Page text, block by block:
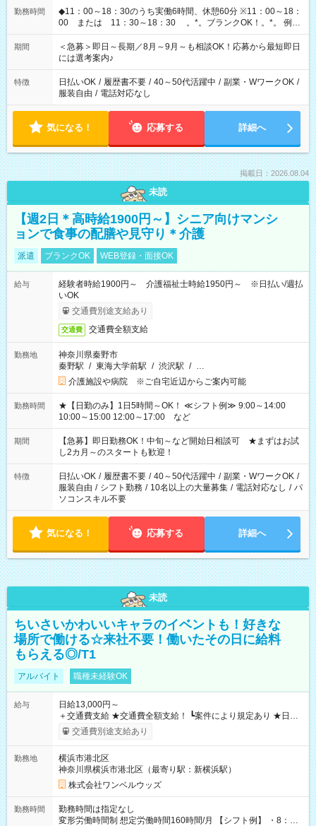
勤務時間
◆11：00～18：30のうち実働6時間、休憩60分 ※11：00～18：
00 または 11：30～18：30 。*。ブランクOK！。*。 例え
ば前職が、 在宅/財団法人/事務/コールセンター/受付/販売/カフェ
スタッフ スイーツ販売/ホテルフロント/化粧品販売/など 様々な
業界から入社して活躍されています♪
期間
＜急募＞即日～長期／8月～9月～も相談OK！応募から最短即日
には選考案内♪
特徴 日払いOK / 履歴書不要 / 40～50代活躍中 / 副業・WワークOK /
服装自由 / 電話対応なし
気になる！ 応募する 詳細へ
掲載日：2026.08.04
未読
【週2日＊高時給1900円～】シニア向けマンシ
ョンで食事の配膳や見守り＊介護
派遣 ブランクOK WEB登録・面接OK
給与
経験者時給1900円～ 介護福祉士時給1950円～ ※日払い/週払
いOK
交通費別途支給あり
交通費 交通費全額支給
勤務地
神奈川県秦野市
秦野駅 / 東海大学前駅 / 渋沢駅 / …
介護施設や病院 ※ご自宅近辺からご案内可能
勤務時間
★【日勤のみ】1日5時間～OK！ ≪シフト例≫ 9:00～14:00
10:00～15:00 12:00～17:00 など
期間
【急募】即日勤務OK！中旬～など開始日相談可 ★まずはお試
し2カ月～のスタートも歓迎！
特徴 日払いOK / 履歴書不要 / 40～50代活躍中 / 副業・WワークOK /
服装自由 / シフト勤務 / 10名以上の大量募集 / 電話対応なし / パ
ソコンスキル不要
気になる！ 応募する 詳細へ
未読
ちいさいかわいいキャラのイベントも！好きな
場所で働ける☆来社不要！働いたその日に給料
もらえる◎/T1
アルバイト 職種未経験OK
給与
日給13,000円～
＋交通費支給 ★交通費全額支給！ ┗案件により規定あり ★日払
いOK！（規定あり） ┗働いたその日に現金GET♪ お仕事後はコ
ンビニATMから 日払い分を引き落とせます！ 【試用期間】試
交通費別途支給あり
勤務地
横浜市港北区
神奈川県横浜市港北区（最寄り駅：新横浜駅）
株式会社ワンベルウッズ
勤務時間
勤務時間は指定なし
変形労働時間制 想定労働時間160時間/月 【シフト例】 ・8：00